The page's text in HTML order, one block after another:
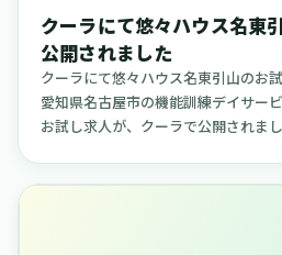
クーラにて悠々ハウス名東
公開されました
クーラにて悠々ハウス名東引山のお
愛知県名古屋市の機能訓練デイサー
お試し求人が、クーラで公開されま